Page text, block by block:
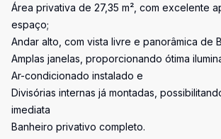
Área privativa de 27,35 m², com excelente
espaço;
Andar alto, com vista livre e panorâmica de
Amplas janelas, proporcionando ótima
Ar-condicionado instalado e
Divisórias internas já montadas,
imediata
Banheiro privativo completo.